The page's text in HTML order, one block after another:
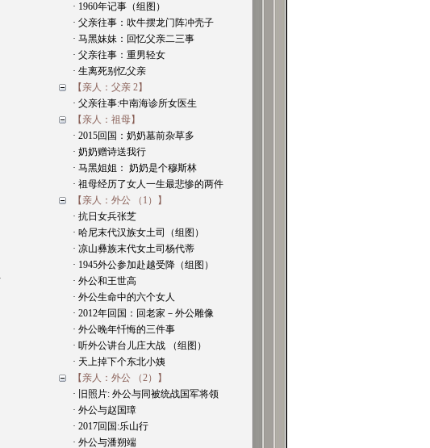
· 1960年记事（组图）
· 父亲往事：吹牛摆龙门阵冲壳子
· 马黑妹妹：回忆父亲二三事
· 父亲往事：重男轻女
· 生离死别忆父亲
【亲人：父亲 2】
· 父亲往事:中南海诊所女医生
【亲人：祖母】
· 2015回国：奶奶墓前杂草多
· 奶奶赠诗送我行
· 马黑姐姐： 奶奶是个穆斯林
· 祖母经历了女人一生最悲惨的两件
【亲人：外公 （1）】
· 抗日女兵张芝
· 哈尼末代汉族女土司（组图）
· 凉山彝族末代女土司杨代蒂
· 1945外公参加赴越受降（组图）
· 外公和王世高
· 外公生命中的六个女人
· 2012年回国：回老家－外公雕像
· 外公晚年忏悔的三件事
· 听外公讲台儿庄大战 （组图）
· 天上掉下个东北小姨
【亲人：外公 （2）】
· 旧照片: 外公与同被统战国军将领
· 外公与赵国璋
· 2017回国:乐山行
· 外公与潘朔端